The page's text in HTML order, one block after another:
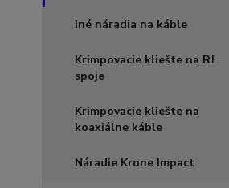
Iné náradia na káble
Krimpovacie kliešte na RJ
spoje
Krimpovacie kliešte na
koaxiálne káble
Náradie Krone Impact